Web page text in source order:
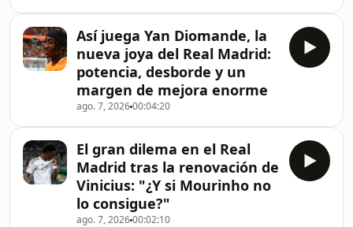
Así juega Yan Diomande, la
nueva joya del Real Madrid:
potencia, desborde y un
margen de mejora enorme
ago. 7, 202600:04:20
El gran dilema en el Real
Madrid tras la renovación de
Vinicius: "¿Y si Mourinho no
lo consigue?"
ago. 7, 202600:02:10